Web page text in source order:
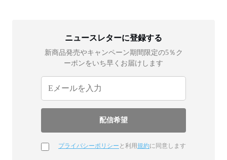
ニュースレターに登録する
新商品発売やキャンペーン期間限定の5％ク
ーポンをいち早くお届けします
プライバシーポリシー と利用規約に同意します